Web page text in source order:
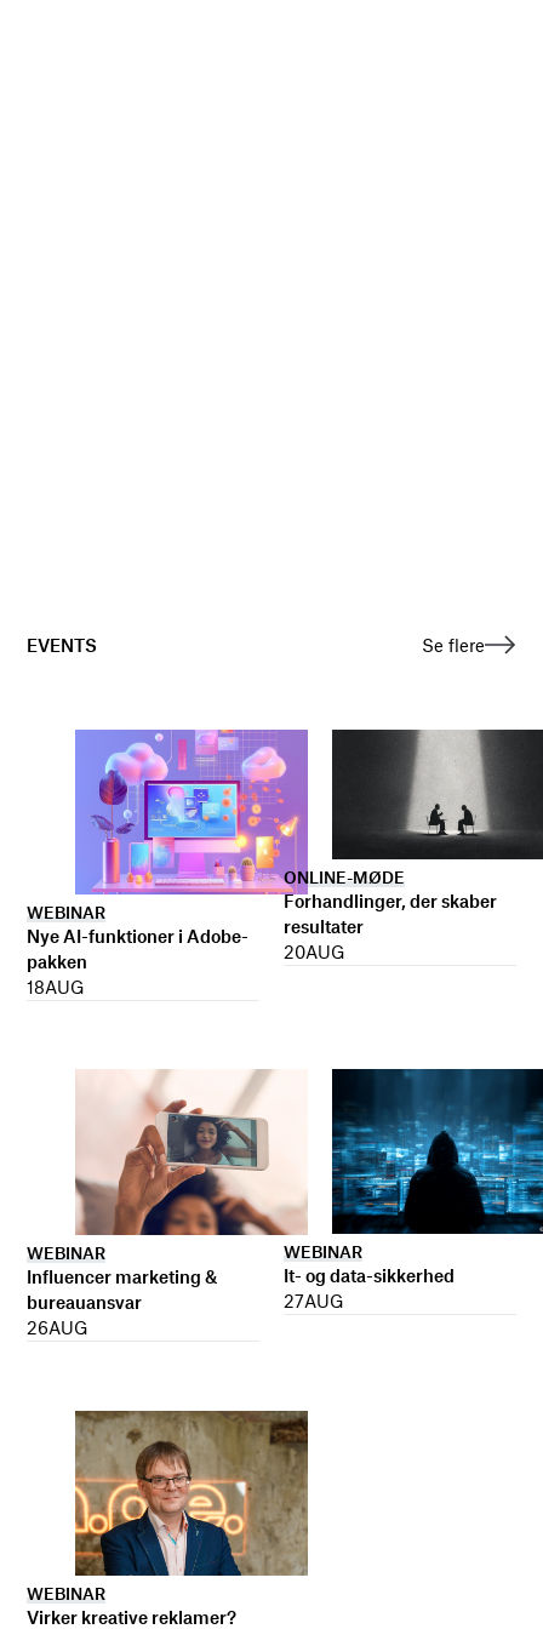
EVENTS Se flere
WEBINAR
Nye AI-funktioner i Adobe-
pakken
18AUG
ONLINE-MØDE
Forhandlinger, der skaber
resultater
20AUG
WEBINAR
Influencer marketing &
bureauansvar
26AUG
WEBINAR
It- og data-sikkerhed
27AUG
WEBINAR
Virker kreative reklamer?